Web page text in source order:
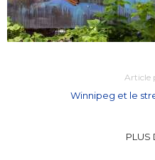
Article
Winnipeg et le
PLUS